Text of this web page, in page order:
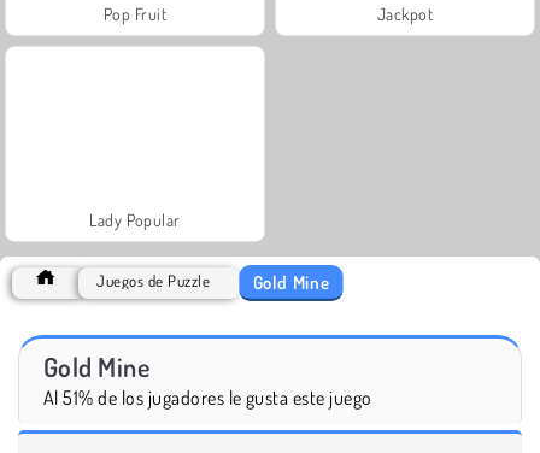
Pop Fruit Jackpot
Lady Popular
Juegos de Puzzle Gold Mine
Gold Mine
Al 51% de los jugadores le gusta este juego